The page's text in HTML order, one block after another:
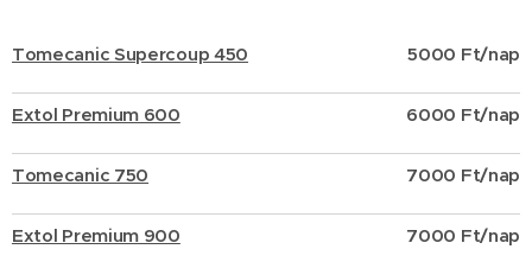
Tomecanic Supercoup 450 5000 Ft/nap
Extol Premium 600 6000 Ft/nap
Tomecanic 750 7000 Ft/nap
Extol Premium 900 7000 Ft/nap